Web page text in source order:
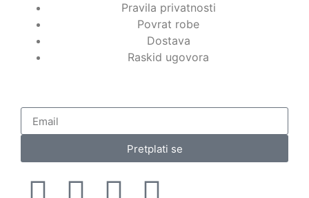
Pravila privatnosti
Povrat robe
Dostava
Raskid ugovora
Pretplati se